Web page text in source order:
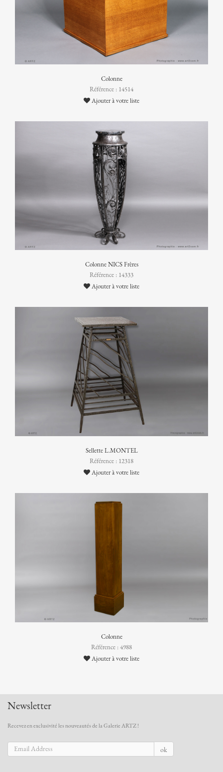
Colonne
Référence : 14514
Ajouter à votre liste
Colonne NICS Frères
Référence : 14333
Ajouter à votre liste
Sellette L.MONTEL
Référence : 12318
Ajouter à votre liste
Colonne
Référence : 4988
Ajouter à votre liste
Newsletter
Recevez en exclusivité les nouveautés de la Galerie ARTZ !
ok